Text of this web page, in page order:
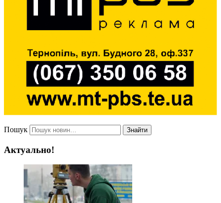
Пошук Знайти
Актуально!